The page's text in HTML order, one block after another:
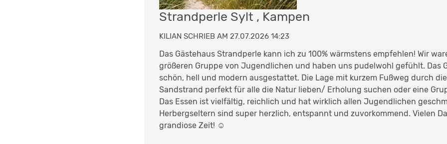
Strandperle Sylt , Kampen
KILIAN SCHRIEB AM 27.07.2026 14:23
Das Gästehaus Strandperle kann ich zu 100% wärmstens empfehlen! Wir
größeren Gruppe von Jugendlichen und haben uns pudelwohl gefühlt. Das
schön, hell und modern ausgestattet. Die Lage mit kurzem Fußweg durch
Sandstrand perfekt für alle die Natur lieben/ Erholung suchen oder eine
Das Essen ist vielfältig, reichlich und hat wirklich allen Jugendlichen
Herbergseltern sind super herzlich, entspannt und zuvorkommend. Vielen
grandiose Zeit! ☺️